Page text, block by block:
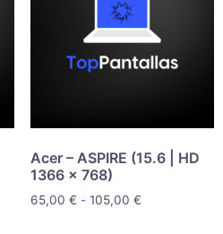
Acer – ASPIRE (15.6 | HD
1366 x 768)
65,00 € - 105,00 €